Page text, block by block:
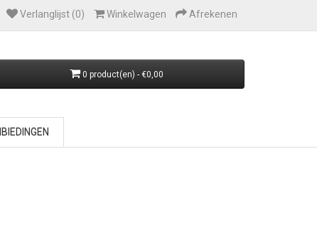
Verlanglijst (0) Winkelwagen Afrekenen
0 product(en) - €0,00